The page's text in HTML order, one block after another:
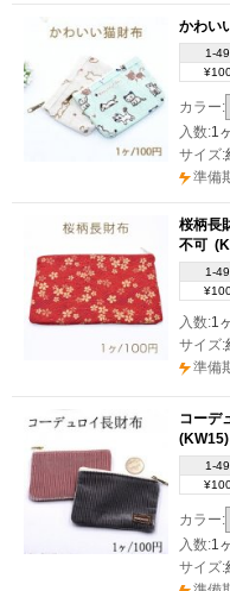
かわい
1-49
カラー:
入数:1ヶ
サイズ:
準備
桜柄長
不可
1-49
入数:1ヶ
サイズ:
準備
コーデ
(KW15)
1-49
カラー:
入数:1ヶ
サイズ: